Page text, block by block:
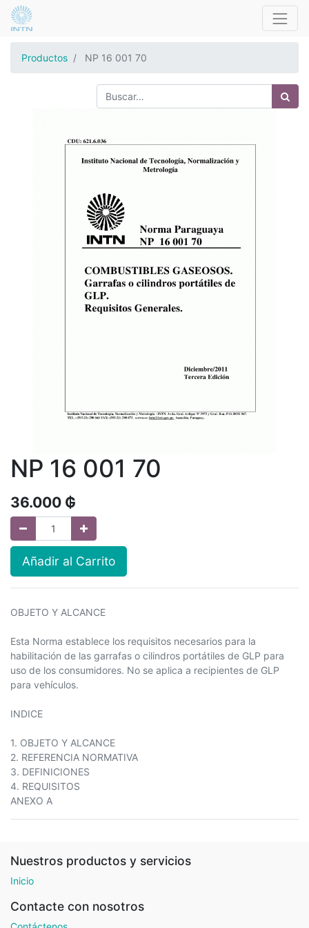
Productos NP 16 001 70
NP 16 001 70
36.000 ₲
Añadir al Carrito
OBJETO Y ALCANCE
Esta Norma establece los requisitos necesarios para la
habilitación de las garrafas o cilindros portátiles de GLP para
uso de los consumidores. No se aplica a recipientes de GLP
para vehículos.
INDICE
1. OBJETO Y ALCANCE
2. REFERENCIA NORMATIVA
3. DEFINICIONES
4. REQUISITOS
ANEXO A
Nuestros productos y servicios
Inicio
Contacte con nosotros